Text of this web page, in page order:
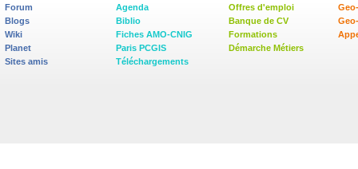
Forum
Blogs
Wiki
Planet
Sites amis
Agenda
Biblio
Fiches AMO-CNIG
Paris PCGIS
Téléchargements
Offres d'emploi
Banque de CV
Formations
Démarche Métiers